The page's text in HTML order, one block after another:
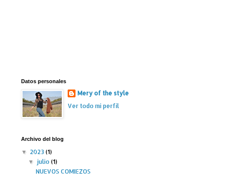
Datos personales
Mery of the style
Ver todo mi perfil
Archivo del blog
▼ 2023 (1)
▼ julio(1)
NUEVOS COMIEZOS